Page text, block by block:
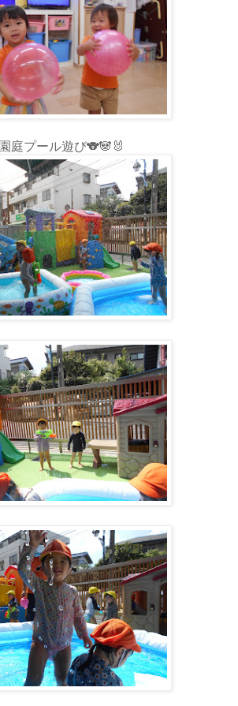
園庭プール遊び🐨🐼🐰